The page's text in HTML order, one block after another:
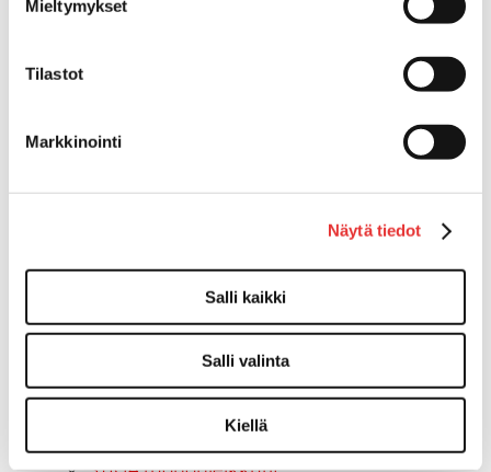
Mieltymykset
Tilastot
Markkinointi
Näytä tiedot
Salli kaikki
Salli valinta
Kiellä
Mönkijöiden lisävarusteet ja -tarvikkeet
Asusteet
Motobatt akut
Puskulevyt
Rengas/Vannesetit
Työvalot
Vinssit